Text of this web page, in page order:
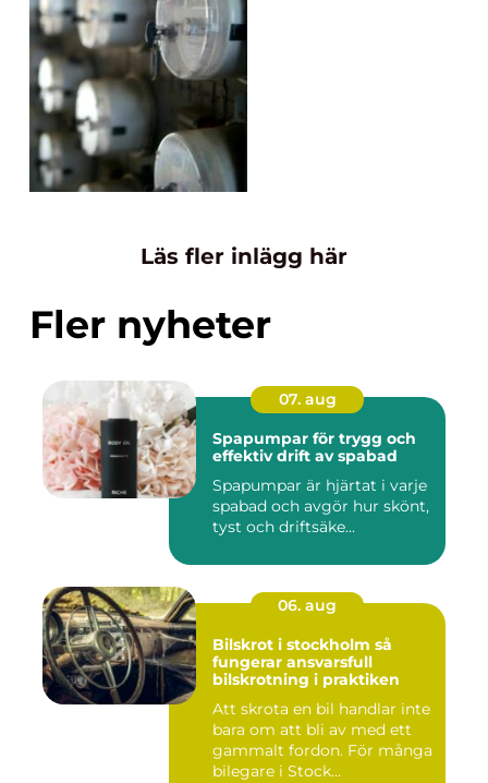
Läs fler inlägg här
Fler nyheter
07. aug
Spapumpar för trygg och
effektiv drift av spabad
Spapumpar är hjärtat i varje
spabad och avgör hur skönt,
tyst och driftsäke...
06. aug
Bilskrot i stockholm så
fungerar ansvarsfull
bilskrotning i praktiken
Att skrota en bil handlar inte
bara om att bli av med ett
gammalt fordon. För många
bilegare i Stock...